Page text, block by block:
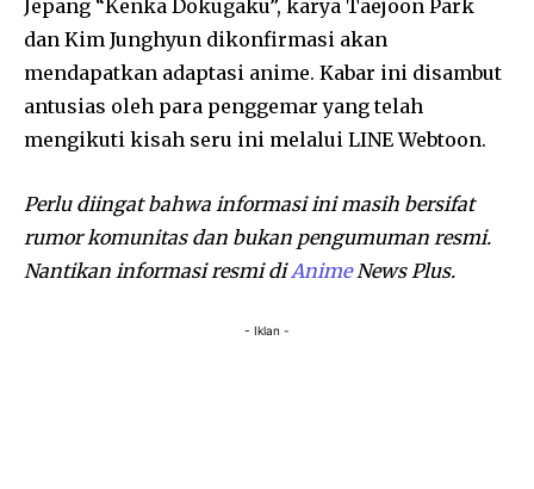
Jepang “Kenka Dokugaku”, karya Taejoon Park
dan Kim Junghyun dikonfirmasi akan
mendapatkan adaptasi anime. Kabar ini disambut
antusias oleh para penggemar yang telah
mengikuti kisah seru ini melalui LINE Webtoon.
Perlu diingat bahwa informasi ini masih bersifat
rumor komunitas dan bukan pengumuman resmi.
Nantikan informasi resmi diAnimeNews Plus.
- Iklan -